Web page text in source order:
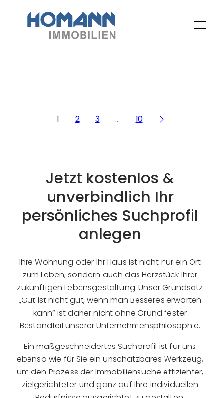
1 2 3 … 10
Jetzt kostenlos &
unverbindlich Ihr
persönliches Suchprofil
anlegen
Ihre Wohnung oder Ihr Haus ist nicht nur ein Ort
zum Leben, sondern auch das Herzstück Ihrer
zukünftigen Lebensgestaltung. Unser Grundsatz
„Gut ist nicht gut, wenn man Besseres erwarten
kann“ ist daher nicht ohne Grund fester
Bestandteil unserer Unternehmensphilosophie.
Ein maßgeschneidertes Suchprofil ist für uns
ebenso wie für Sie ein unschätzbares Werkzeug,
um den Prozess der Immobiliensuche effizienter,
zielgerichteter und ganz auf Ihre individuellen